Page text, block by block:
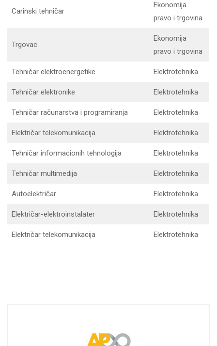
Carinski tehničar
Ekonomija
pravo i trgovina
Trgovac
Ekonomija
pravo i trgovina
Tehničar elektroenergetike Elektrotehnika
Tehničar elektronike Elektrotehnika
Tehničar računarstva i programiranja Elektrotehnika
Električar telekomunikacija Elektrotehnika
Tehničar informacionih tehnologija Elektrotehnika
Tehničar multimedija Elektrotehnika
Autoelektričar Elektrotehnika
Električar-elektroinstalater Elektrotehnika
Električar telekomunikacija Elektrotehnika